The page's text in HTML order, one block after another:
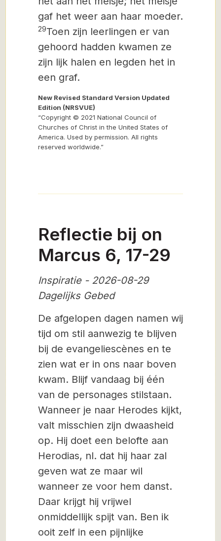
gaf het weer aan haar moeder.
29Toen zijn leerlingen er van
gehoord hadden kwamen ze
zijn lijk halen en legden het in
een graf.
New Revised Standard Version Updated
Edition (NRSVUE)
“Copyright © 2021 National Council of
Churches of Christ in the United States of
America. Used by permission. All rights
reserved worldwide.”
Reflectie bij on
Marcus 6, 17-29
Inspiratie - 2026-08-29
Dagelijks Gebed
De afgelopen dagen namen wij
tijd om stil aanwezig te blijven
bij de evangeliescènes en te
zien wat er in ons naar boven
kwam. Blijf vandaag bij één
van de personages stilstaan.
Wanneer je naar Herodes kijkt,
valt misschien zijn dwaasheid
op. Hij doet een belofte aan
Herodias, nl. dat hij haar zal
geven wat ze maar wil
wanneer ze voor hem danst.
Daar krijgt hij vrijwel
onmiddellijk spijt van. Ben ik
ooit zelf in een pijnlijke